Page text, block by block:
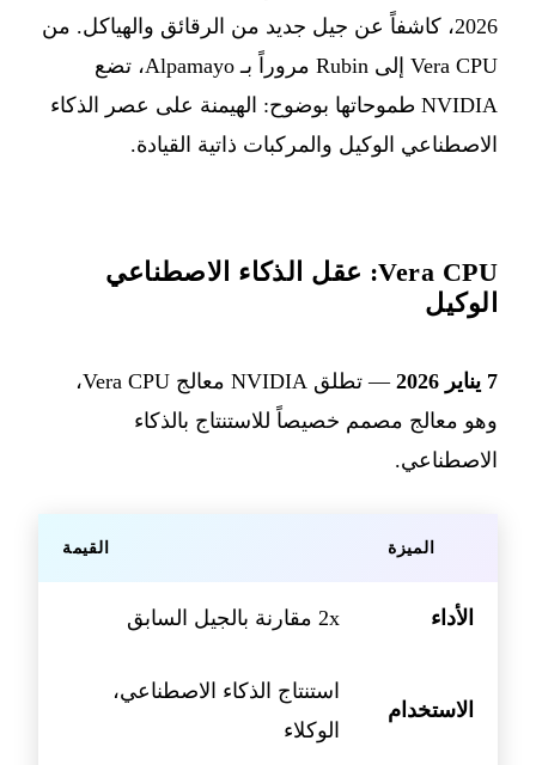
2026، كاشفاً عن جيل جديد من الرقائق والهياكل. من
Vera CPU إلى Rubin مروراً بـ Alpamayo، تضع
NVIDIA طموحاتها بوضوح: الهيمنة على عصر الذكاء
الاصطناعي الوكيل والمركبات ذاتية القيادة.
Vera CPU: عقل الذكاء الاصطناعي
الوكيل
7 يناير 2026
— تطلق NVIDIA معالج Vera CPU،
وهو معالج مصمم خصيصاً للاستنتاج بالذكاء
الاصطناعي.
الميزة القيمة
الأداء 2x مقارنة بالجيل السابق
الاستخدام
استنتاج الذكاء الاصطناعي،
الوكلاء